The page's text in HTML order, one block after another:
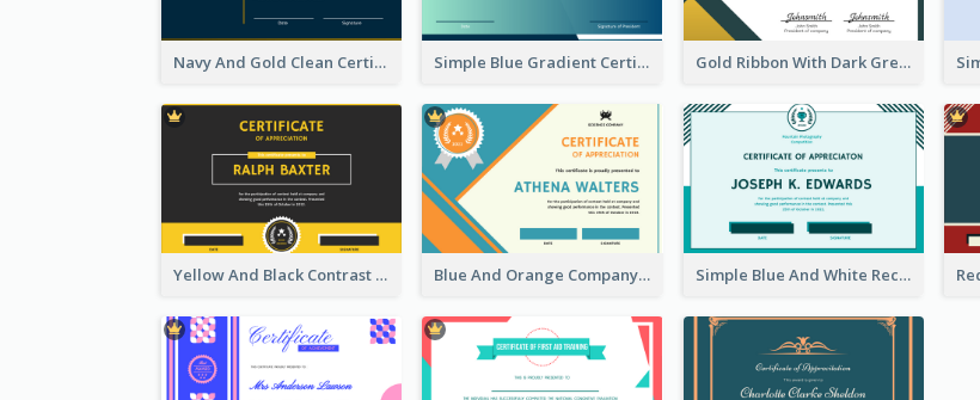
Navy And Gold Clean Certificate Simple Blue Gradient Certificate Gold Ribbon With Dark Green Badge Certificate Design
Yellow And Black Contrast Simple Certificate Blue And Orange Company Triangles With Badge Certificate Simple Blue And White Rectangle Certificate